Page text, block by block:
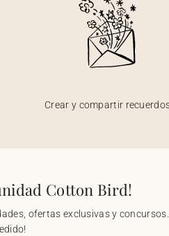
Crear y compartir
Cotton Bird!
ofertas exclusivas y